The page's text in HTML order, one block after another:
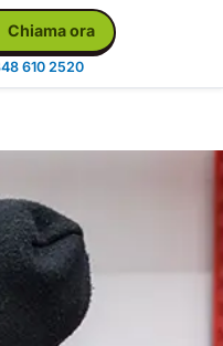
Chiama ora
610 2520